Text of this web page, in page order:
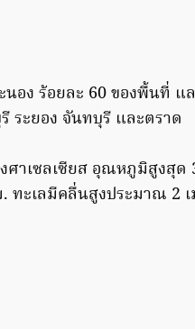
อง ร้อยละ 60 ของพื้นที่
ระยอง จันทบุรี และตราด
าเซลเซียส อุณหภูมิสูงสุด
. ทะเลมีคลื่นสูงประมาณ